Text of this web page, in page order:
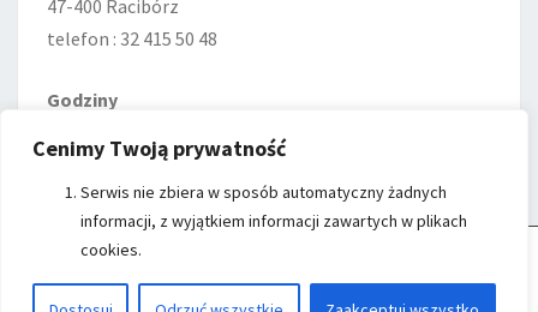
Cookie Control- Witryna ZSP nr 4 w Raciborzu wykorzystuje cookies do
Kliknij przyciskAkceptuj Cookies, aby zaakceptować Cookies.Czytaj więcej...
Cenimy Twoją prywatność
Serwis nie zbiera w sposób automatyczny żadnych
informacji, z wyjątkiem informacji zawartych w plikach
cookies.
47-400 Racibórz
telefon : 32 415 50 48
Godziny
7:00–15:00
© 2026|Proudly Powered byWordPress |Theme:Nisarg